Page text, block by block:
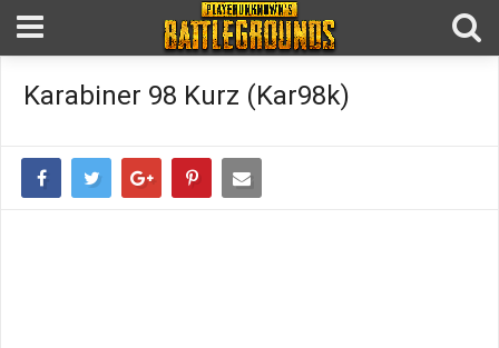
Karabiner 98 Kurz (Kar98k)